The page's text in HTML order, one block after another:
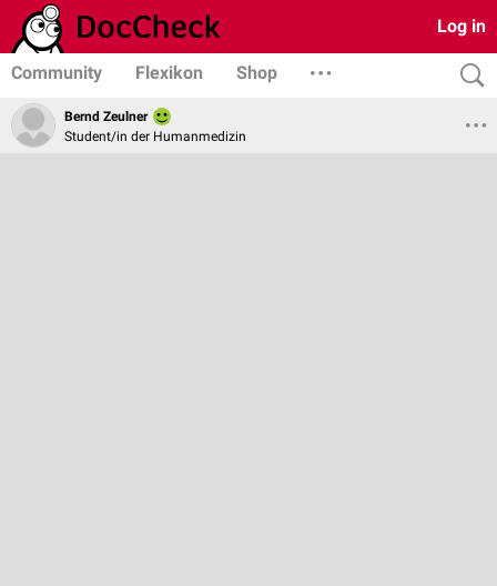
Log in
Community Flexikon Shop
Bernd Zeulner
Student/in der Humanmedizin